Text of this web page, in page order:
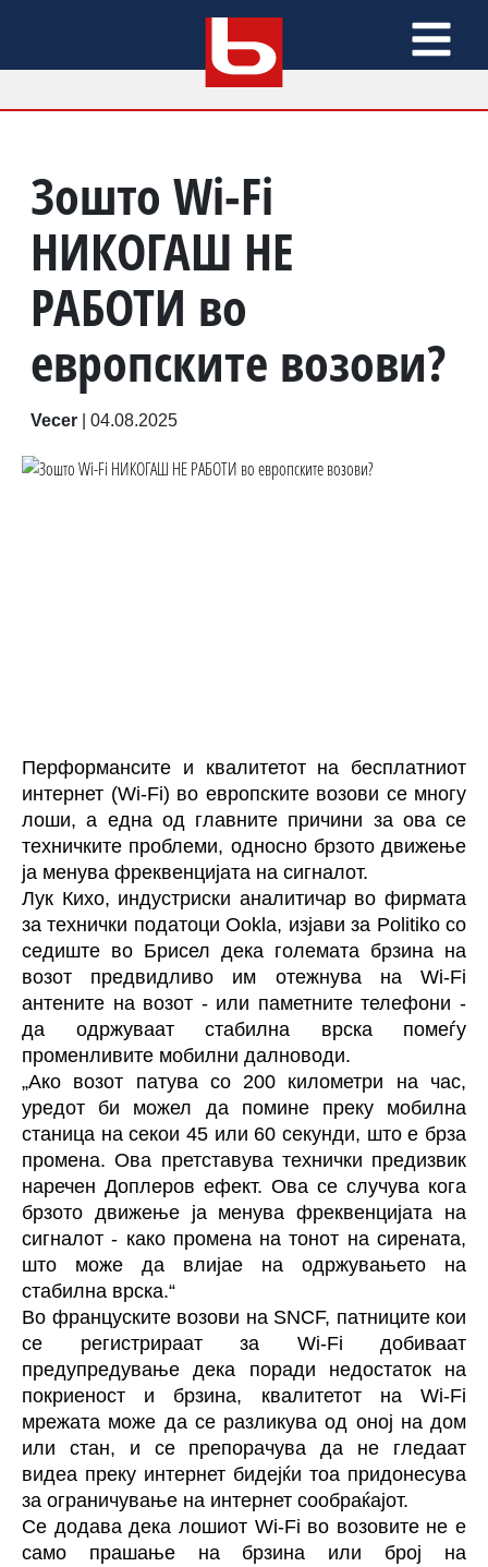
Зошто Wi-Fi
НИКОГАШ НЕ
РАБОТИ во
европските возови?
Vecer 04.08.2025
Перформансите и квалитетот на бесплатниот
интернет (Wi-Fi) во европските возови се многу
лоши, а една од главните причини за ова се
техничките проблеми, односно брзото движење
ја менува фреквенцијата на сигналот.
Лук Кихо, индустриски аналитичар во фирмата
за технички податоци Ookla, изјави за Politiko со
седиште во Брисел дека големата брзина на
возот предвидливо им отежнува на Wi-Fi
антените на возот - или паметните телефони -
да одржуваат стабилна врска помеѓу
променливите мобилни далноводи.
„Ако возот патува со 200 километри на час,
уредот би можел да помине преку мобилна
станица на секои 45 или 60 секунди, што е брза
промена. Ова претставува технички предизвик
наречен Доплеров ефект. Ова се случува кога
брзото движење ја менува фреквенцијата на
сигналот - како промена на тонот на сирената,
што може да влијае на одржувањето на
стабилна врска.“
Во француските возови на SNCF, патниците кои
се регистрираат за Wi-Fi добиваат
предупредување дека поради недостаток на
покриеност и брзина, квалитетот на Wi-Fi
мрежата може да се разликува од оној на дом
или стан, и се препорачува да не гледаат
видеа преку интернет бидејќи тоа придонесува
за ограничување на интернет сообраќајот.
Се додава дека лошиот Wi-Fi во возовите не е
само прашање на брзина или број на